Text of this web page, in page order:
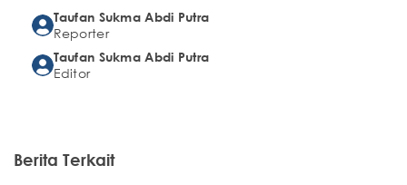
Taufan Sukma Abdi Putra
Reporter
Taufan Sukma Abdi Putra
Editor
Berita Terkait